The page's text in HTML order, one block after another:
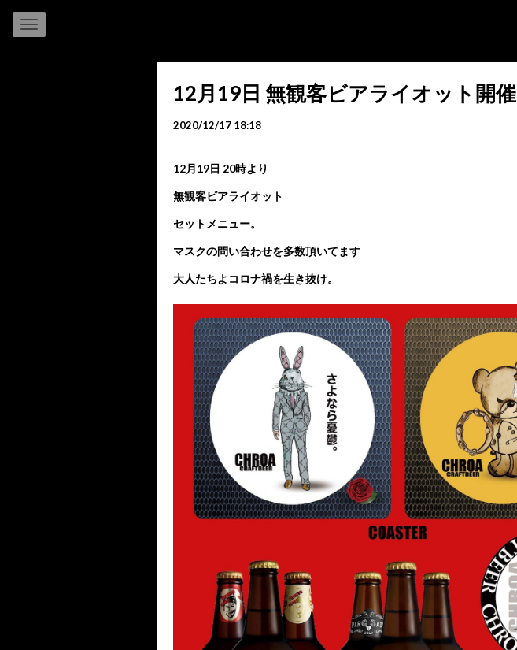
12月19日 無観客ビアライオット開催
2020/12/17 18:18
12月19日 20時より
無観客ビアライオット
セットメニュー。
マスクの問い合わせを多数頂いてます
大人たちよコロナ禍を生き抜け。